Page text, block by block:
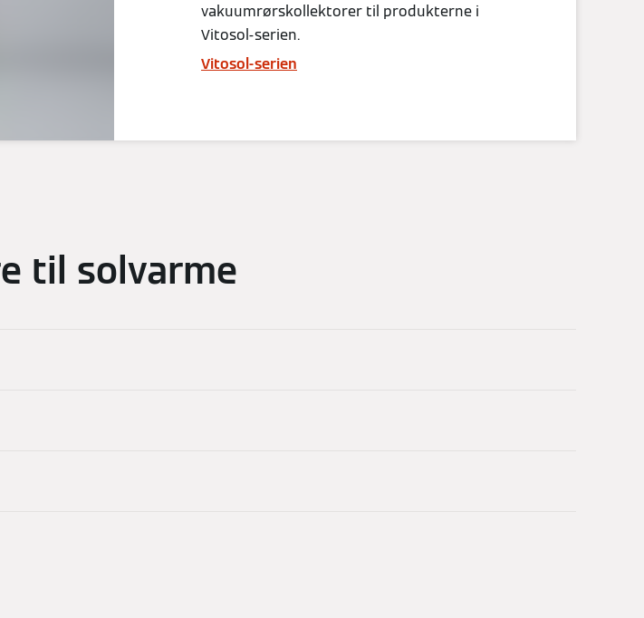
vakuumrørskollektorer til produkterne i
Vitosol-serien.
Vitosol-serien
til solvarme